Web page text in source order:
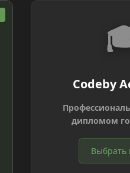
Codeby
дипломом
Выбрать